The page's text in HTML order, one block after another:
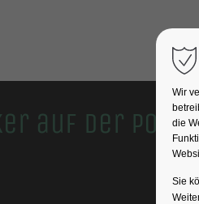
auf der
Wir
die
Sie